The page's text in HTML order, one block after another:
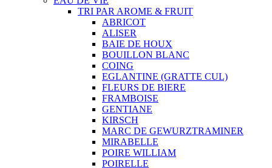
TRI PAR AROME & FRUIT
ABRICOT
ALISER
BAIE DE HOUX
BOUILLON BLANC
COING
EGLANTINE (GRATTE CUL)
FLEURS DE BIERE
FRAMBOISE
GENTIANE
KIRSCH
MARC DE GEWURZTRAMINER
MIRABELLE
POIRE WILLIAM
POIRELLE